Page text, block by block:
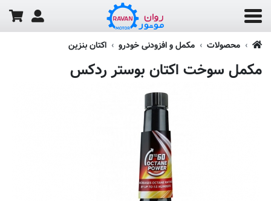
محصولات مکمل و افزودنی خودرو اکتان بنزین
مکمل سوخت اکتان بوستر ردکس